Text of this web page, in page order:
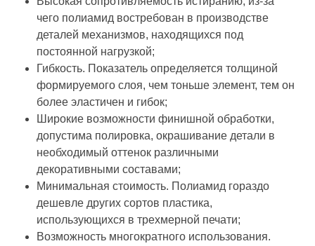
чего полиамид востребован в производстве
деталей механизмов, находящихся под
постоянной нагрузкой;
Гибкость. Показатель определяется толщиной
формируемого слоя, чем тоньше элемент, тем он
более эластичен и гибок;
Широкие возможности финишной обработки,
допустима полировка, окрашивание детали в
необходимый оттенок различными
декоративными составами;
Минимальная стоимость. Полиамид гораздо
дешевле других сортов пластика,
использующихся в трехмерной печати;
Возможность многократного использования.